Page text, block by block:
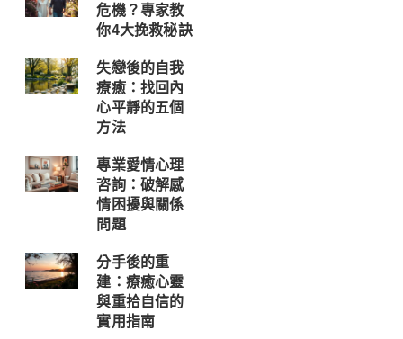
危機？專家教
你4大挽救秘訣
失戀後的自我
療癒：找回內
心平靜的五個
方法
專業愛情心理
咨詢：破解感
情困擾與關係
問題
分手後的重
建：療癒心靈
與重拾自信的
實用指南